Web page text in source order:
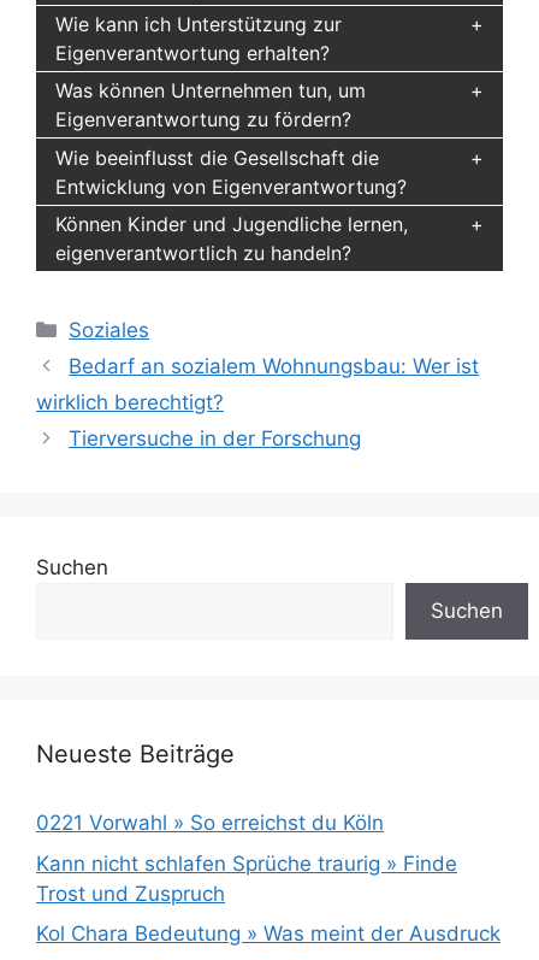
Wie kann ich Unterstützung zur
Eigenverantwortung erhalten?
Was können Unternehmen tun, um
Eigenverantwortung zu fördern?
Wie beeinflusst die Gesellschaft die
Entwicklung von Eigenverantwortung?
Können Kinder und Jugendliche lernen,
eigenverantwortlich zu handeln?
Kategorien
Soziales
Bedarf an sozialem Wohnungsbau: Wer ist
wirklich berechtigt?
Tierversuche in der Forschung
Suchen
Suchen
Neueste Beiträge
0221 Vorwahl » So erreichst du Köln
Kann nicht schlafen Sprüche traurig » Finde
Trost und Zuspruch
Kol Chara Bedeutung » Was meint der Ausdruck